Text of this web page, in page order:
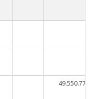
49.550.773